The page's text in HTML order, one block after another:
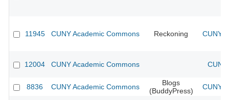
11945 CUNY Academic Commons Reckoning CUNY
12004 CUNY Academic Commons
8836 CUNY Academic Commons
Blogs
(BuddyPress)
CUNY